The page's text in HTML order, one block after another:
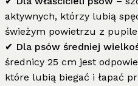
aktywnych, którzy lubią
świeżym powietrzu z
✔ Dla psów średniej
średnicy 25 cm jest
które lubią biegać i łapać